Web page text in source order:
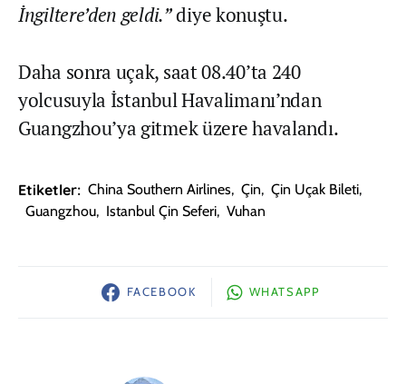
İngiltere’den geldi.”diye konuştu.
Daha sonra uçak, saat 08.40’ta 240
yolcusuyla İstanbul Havalimanı’ndan
Guangzhou’ya gitmek üzere havalandı.
Etiketler: China Southern Airlines, Çin, Çin Uçak Bileti,
Guangzhou, Istanbul Çin Seferi, Vuhan
FACEBOOK WHATSAPP